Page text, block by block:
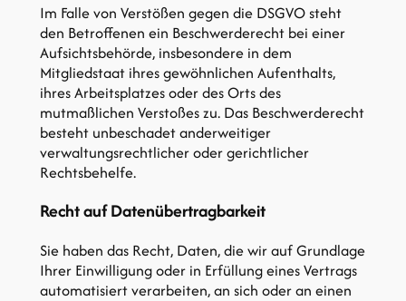
Im Falle von Verstößen gegen die DSGVO steht
den Betroffenen ein Beschwerderecht bei einer
Aufsichtsbehörde, insbesondere in dem
Mitgliedstaat ihres gewöhnlichen Aufenthalts,
ihres Arbeitsplatzes oder des Orts des
mutmaßlichen Verstoßes zu. Das Beschwerderecht
besteht unbeschadet anderweitiger
verwaltungsrechtlicher oder gerichtlicher
Rechtsbehelfe.
Recht auf Datenübertragbarkeit
Sie haben das Recht, Daten, die wir auf Grundlage
Ihrer Einwilligung oder in Erfüllung eines Vertrags
automatisiert verarbeiten, an sich oder an einen